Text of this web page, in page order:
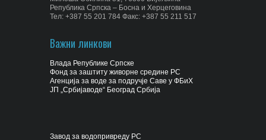
Република Српска – Босна и Херцеговина
Тел: +387 55 201 784 Факс: +387 55 211 517
Важни линкови
Влада Републике Српске
Фонд за заштиту живорне средине РС
Агенција за воде за подручје Саве у ФБиХ
ЈП „Србијаводе“ Београд Србија
Завод за водопривреду РС